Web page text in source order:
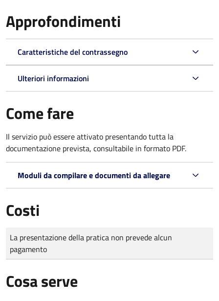
Approfondimenti
Caratteristiche del contrassegno
Ulteriori informazioni
Come fare
Il servizio può essere attivato presentando tutta la
documentazione prevista, consultabile in formato PDF.
Moduli da compilare e documenti da allegare
Costi
Tipo di pagamento
Importo
La presentazione della pratica non prevede alcun
pagamento
Cosa serve